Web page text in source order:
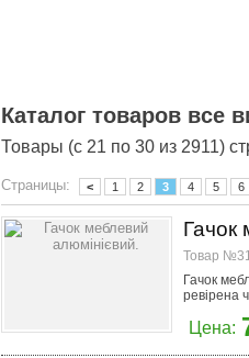
Каталог товаров все
Товары (с 21 по 30 из 2911)
Страницы: < 1 2 3 4 5 6
Гачок
Товар
Гачок
ревірена
Цена: